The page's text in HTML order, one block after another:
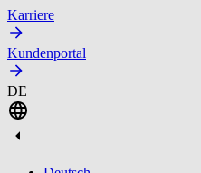
Karriere
Kundenportal
DE